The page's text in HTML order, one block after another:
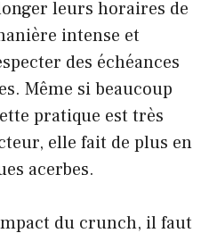
leurs horaires de
intense et
des échéances
Même si beaucoup
pratique est très
elle fait de plus en
acerbes.
du crunch, il faut